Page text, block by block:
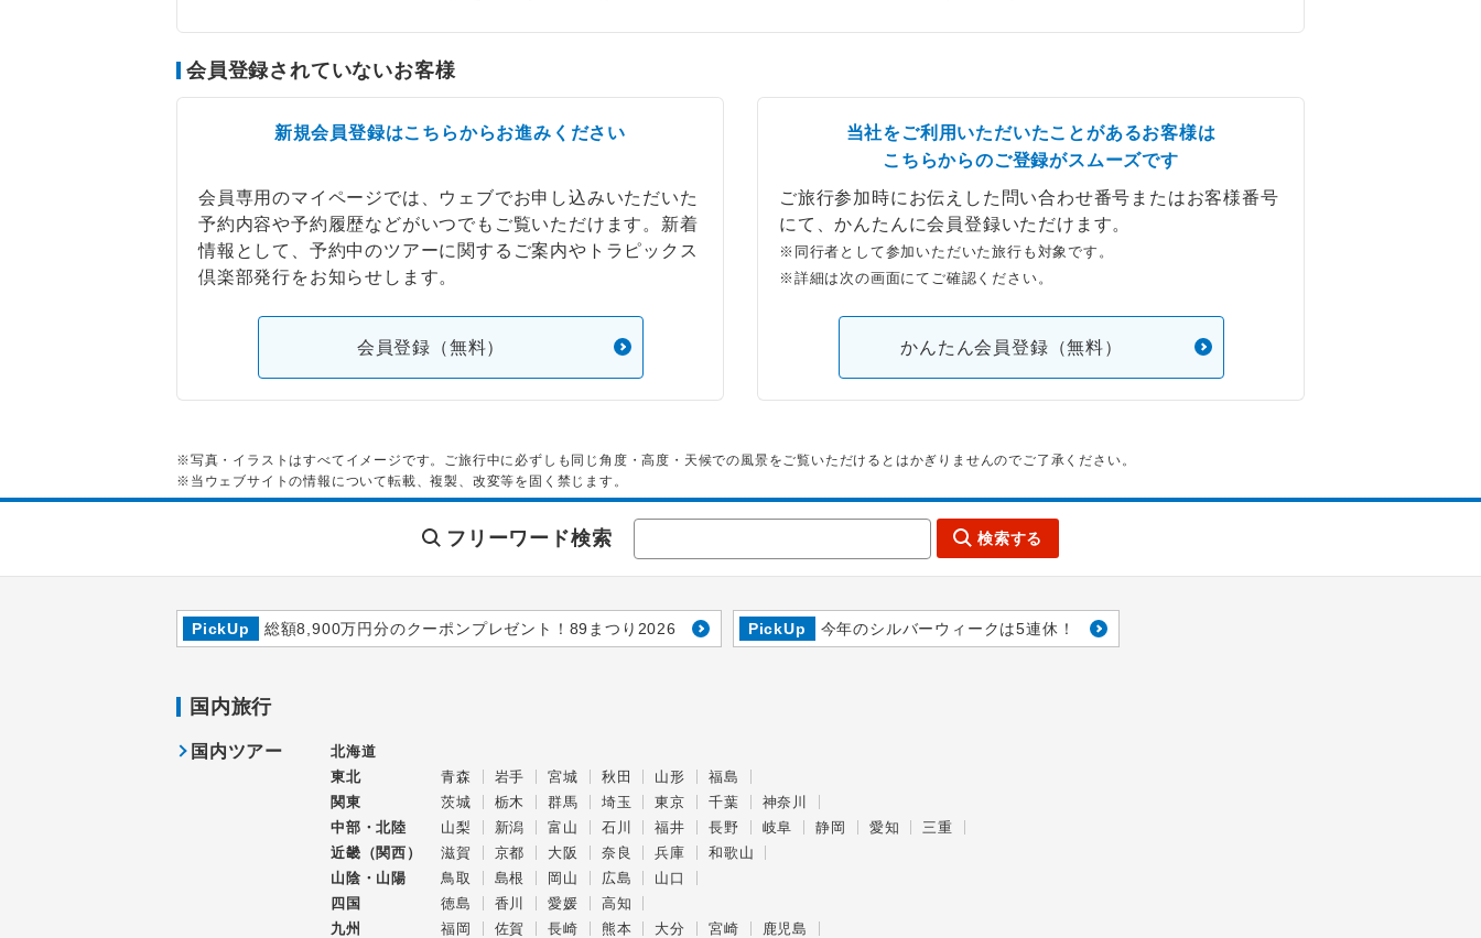
会員登録されていないお客様
新規会員登録はこちらからお進みください
会員専用のマイページでは、ウェブでお申し込みいただいた
予約内容や予約履歴などがいつでもご覧いただけます。新着
情報として、予約中のツアーに関するご案内やトラピックス
倶楽部発行をお知らせします。
会員登録（無料）
当社をご利用いただいたことがあるお客様は
こちらからのご登録がスムーズです
ご旅行参加時にお伝えした問い合わせ番号またはお客様番号
にて、かんたんに会員登録いただけます。
※同行者として参加いただいた旅行も対象です。
※詳細は次の画面にてご確認ください。
かんたん会員登録（無料）
※写真・イラストはすべてイメージです。ご旅行中に必ずしも同じ角度・高度・天候での風景をご覧いただけるとはかぎりませんのでご了承ください。
※当ウェブサイトの情報について転載、複製、改変等を固く禁じます。
フリーワード検索 検索する
PickUp 総額8,900万円分のクーポンプレゼント！89まつり2026 PickUp 今年のシルバーウィークは5連休！
国内旅行
国内ツアー
北海道
東北
青森 岩手 宮城 秋田 山形
福島
関東
茨城 栃木 群馬 埼玉 東京 千葉
神奈川
中部・北陸
山梨 新潟 富山 石川 福井 長野 岐阜 静岡 愛知
三重
近畿（関西）
滋賀 京都 大阪 奈良 兵庫
和歌山
山陰・山陽
鳥取 島根 岡山 広島
山口
四国
徳島 香川 愛媛
高知
九州
福岡 佐賀 長崎 熊本 大分 宮崎
鹿児島